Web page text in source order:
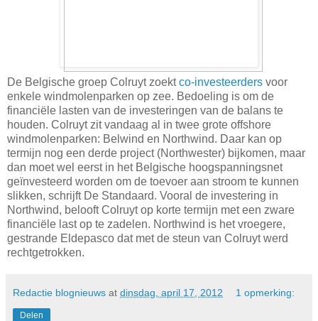
De Belgische groep Colruyt zoektco-investeerders voor
enkele windmolenparken op zee. Bedoeling is om de
financiële lasten van de investeringen van de balans te
houden. Colruyt zit vandaag al in twee grote offshore
windmolenparken: Belwind en Northwind. Daar kan op
termijn nog een derde project (Northwester) bijkomen, maar
dan moet wel eerst in het Belgische hoogspanningsnet
geïnvesteerd worden om de toevoer aan stroom te kunnen
slikken, schrijft De Standaard. Vooral de investering in
Northwind, belooft Colruyt op korte termijn met een zware
financiële last op te zadelen. Northwind is het vroegere,
gestrande Eldepasco dat met de steun van Colruyt werd
rechtgetrokken.
Redactie blognieuws at dinsdag, april 17, 2012 1 opmerking:
Delen